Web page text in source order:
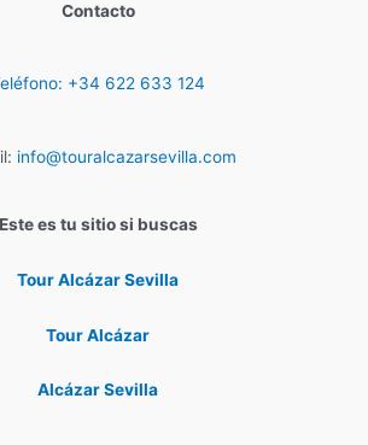
Contacto
+34 622 633 124
info@touralcazarsevilla.com
Este es tu sitio si buscas
Tour Alcázar Sevilla
Tour Alcázar
Alcázar Sevilla